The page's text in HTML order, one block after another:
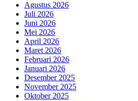
Agustus 2026
Juli 2026
Juni 2026
Mei 2026
April 2026
Maret 2026
Februari 2026
Januari 2026
Desember 2025
November 2025
Oktober 2025